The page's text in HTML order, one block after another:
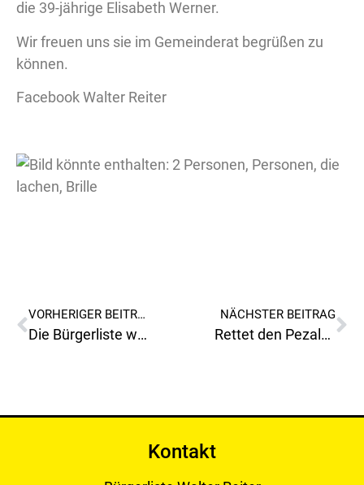
die 39-jährige Elisabeth Werner.
Wir freuen uns sie im Gemeinderat begrüßen zu
können.
Facebook Walter Reiter
VORHERIGER BEITRAG
Die Bürgerliste wünscht einen guten Rutsch ins neue Jahr 2018
NÄCHSTER BEITRAG
Rettet den Pezalozzipark, nein zum Bauland,ja zum Lebensraum!
Kontakt